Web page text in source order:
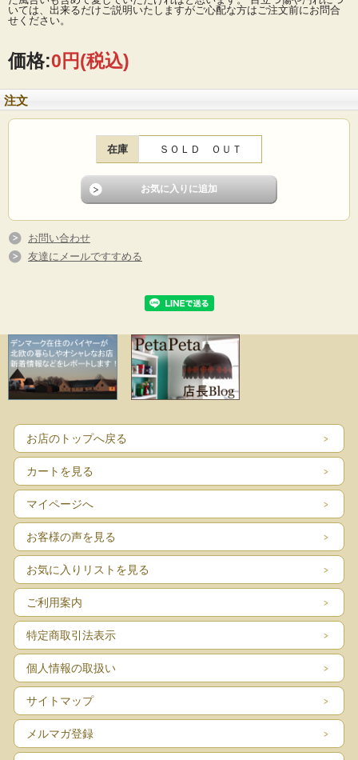
の独特な世界観が魅力です。大きさもしっかりとありますので、お花を生けるも
よし、オブジェとして飾るもよしです。
■製造国 ：スウェーデン
■メーカー：Upsala Ekeby社
■デザイン：Mari Simmulson
■サイズ ：Φ8.5cm、高さ20cm
■コンディション：目立つダメージなくよいヴィンテージコンディションです。
いては、出来るだけご説明いたしますがご心配な方はご注文前にお問合
せください。
価格:0円(税込)
注文
在庫 ＳＯＬＤ ＯＵＴ
お問い合わせ
友達にメールですすめる
お店のトップへ戻る
カートを見る
マイページへ
お客様の声を見る
お気に入りリストを見る
ご利用案内
特定商取引法表示
個人情報の取扱い
サイトマップ
メルマガ登録